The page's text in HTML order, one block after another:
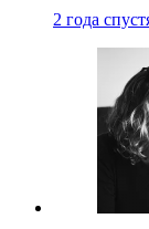
2 года